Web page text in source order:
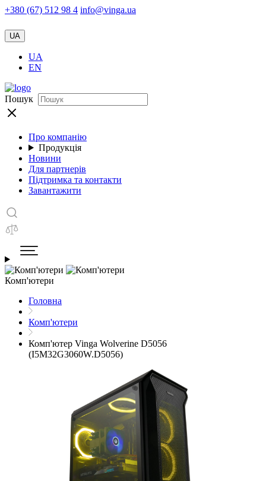
+380 (67) 512 98 4 info@vinga.ua
UA
UA
EN
Пошук
Про компанію
Продукція
Новини
Для партнерів
Підтримка та контакти
Завантажити
Комп'ютери
Головна
Комп'ютери
Комп'ютер Vinga Wolverine D5056
(I5M32G3060W.D5056)